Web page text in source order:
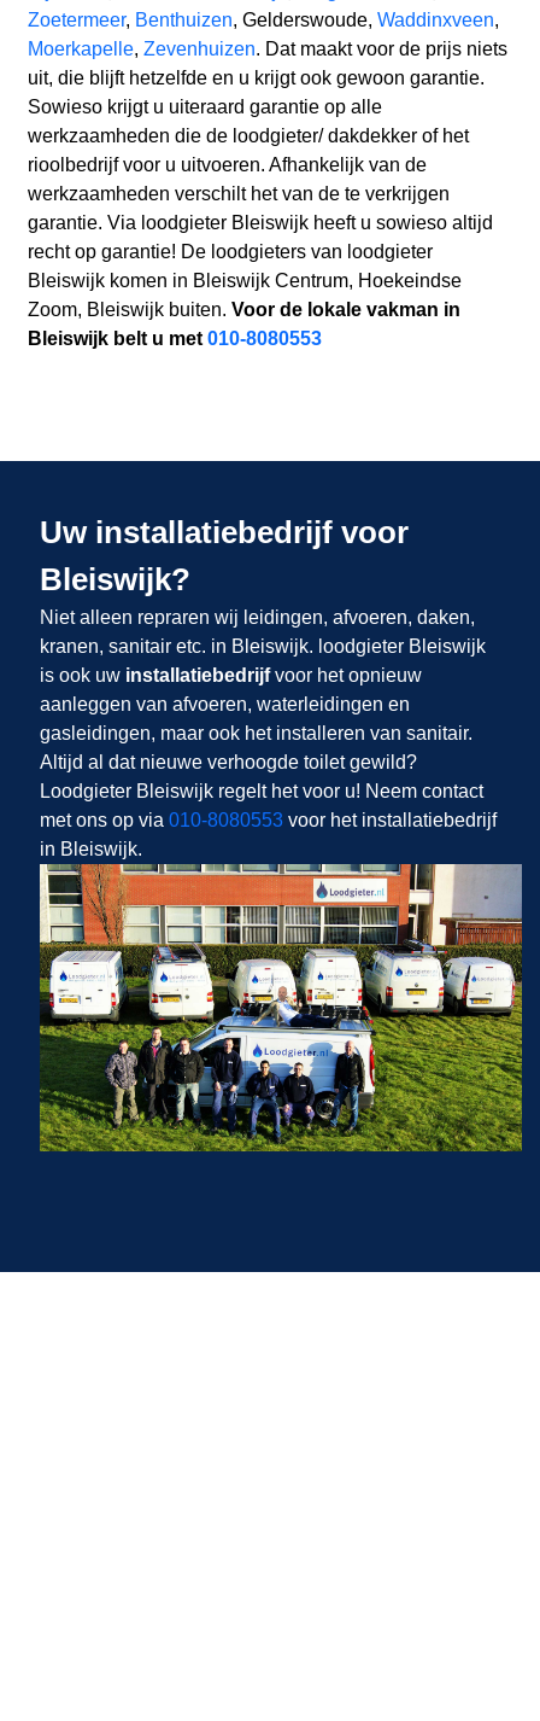
Zoetermeer, Benthuizen, Gelderswoude, Waddinxveen,
Moerkapelle, Zevenhuizen. Dat maakt voor de prijs niets
uit, die blijft hetzelfde en u krijgt ook gewoon garantie.
Sowieso krijgt u uiteraard garantie op alle
werkzaamheden die de loodgieter/ dakdekker of het
rioolbedrijf voor u uitvoeren. Afhankelijk van de
werkzaamheden verschilt het van de te verkrijgen
garantie. Via loodgieter Bleiswijk heeft u sowieso altijd
recht op garantie! De loodgieters van loodgieter
Bleiswijk komen in Bleiswijk Centrum, Hoekeindse
Zoom, Bleiswijk buiten. Voor de lokale vakman in
Bleiswijk belt u met010-8080553
Uw installatiebedrijf voor
Bleiswijk?
Niet alleen repraren wij leidingen, afvoeren, daken,
kranen, sanitair etc. in Bleiswijk. loodgieter Bleiswijk
is ook uw installatiebedrijfvoor het opnieuw
aanleggen van afvoeren, waterleidingen en
gasleidingen, maar ook het installeren van sanitair.
Altijd al dat nieuwe verhoogde toilet gewild?
Loodgieter Bleiswijk regelt het voor u! Neem contact
met ons op via 010-8080553voor het installatiebedrijf
in Bleiswijk.